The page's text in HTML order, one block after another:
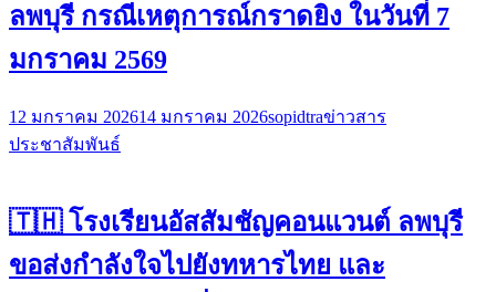
ลพบุรี กรณีเหตุการณ์กราดยิง ในวันที่ 7
มกราคม 2569
12 มกราคม 202614 มกราคม 2026sopidtraข่าวสาร
ประชาสัมพันธ์
🇹🇭 โรงเรียนอัสสัมชัญคอนแวนต์ ลพบุรี
ขอส่งกำลังใจไปยังทหารไทย และ